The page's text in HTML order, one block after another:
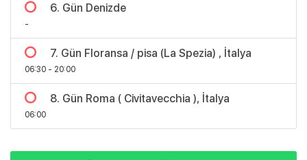
6. Gün Denizde
-
7. Gün Floransa / pisa (La Spezia) , İtalya
06:30 - 20:00
8. Gün Roma ( Civitavecchia ), İtalya
06:00